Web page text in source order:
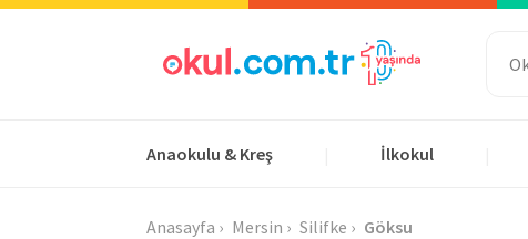
Anaokulu & Kreş İlkokul
Anasayfa Mersin Silifke Göksu